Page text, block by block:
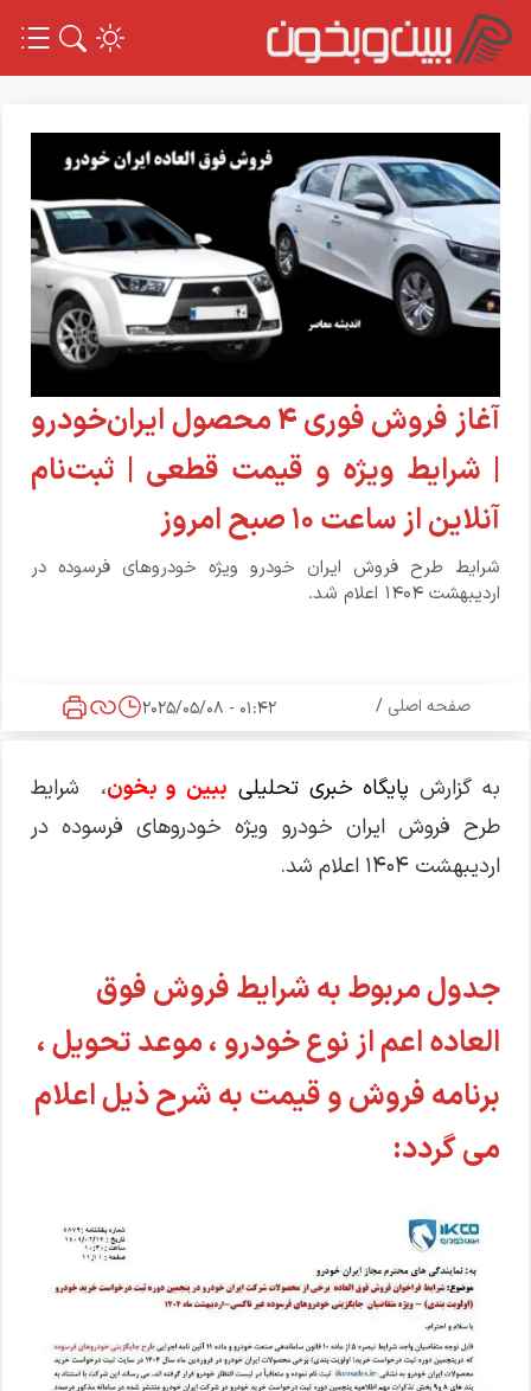
صفحه اصلی /
01:42 - 2025/05/08
آغاز فروش فوری ۴ محصول ایران‌خودرو
| شرایط ویژه و قیمت قطعی | ثبت‌نام
آنلاین از ساعت ۱۰ صبح امروز
شرایط طرح فروش ایران خودرو ویژه خودروهای فرسوده در
اردیبهشت ۱۴۰۴ اعلام شد.
به گزارش پایگاه خبری تحلیلی ببین و بخون، شرایط
طرح فروش ایران خودرو ویژه خودروهای فرسوده در
اردیبهشت ۱۴۰۴ اعلام شد.
جدول مربوط به شرایط فروش فوق
العاده اعم از نوع خودرو ، موعد تحویل ،
برنامه فروش و قیمت به شرح ذیل اعلام
می گردد: